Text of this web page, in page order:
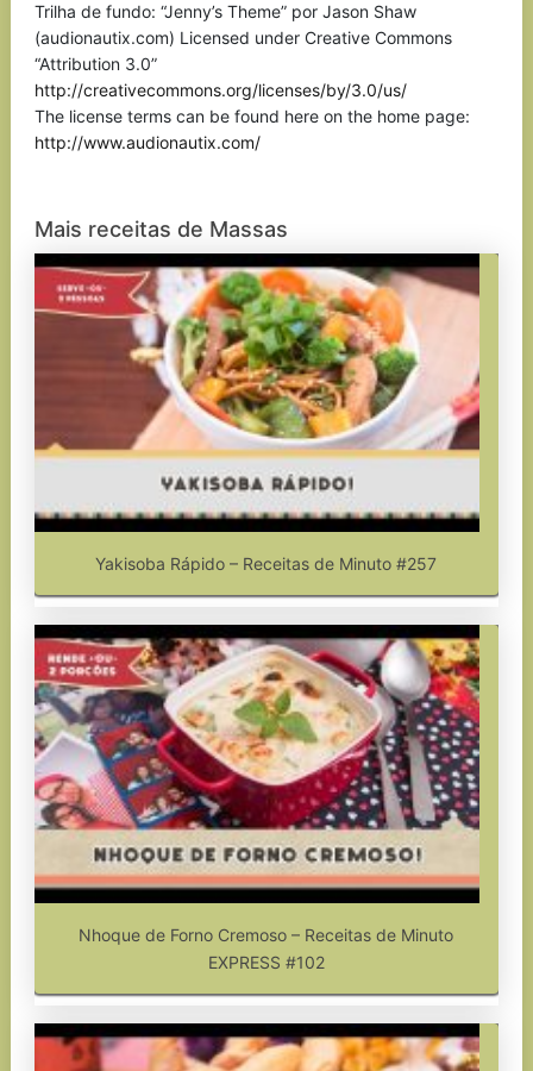
Trilha de fundo: “Jenny’s Theme” por Jason Shaw
(audionautix.com) Licensed under Creative Commons
“Attribution 3.0”
http://creativecommons.org/licenses/by/3.0/us/
The license terms can be found here on the home page:
http://www.audionautix.com/
Mais receitas de Massas
Yakisoba Rápido – Receitas de Minuto #257
Nhoque de Forno Cremoso – Receitas de Minuto
EXPRESS #102